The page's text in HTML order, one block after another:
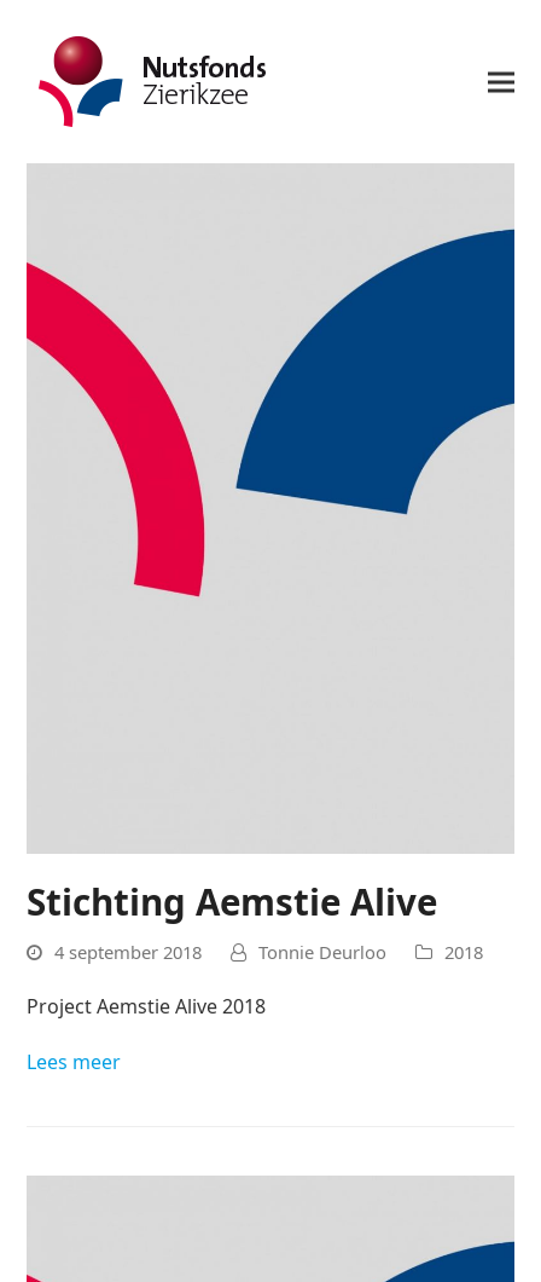
Stichting Aemstie Alive
4 september 2018 Tonnie Deurloo 2018
Project Aemstie Alive 2018
Lees meer